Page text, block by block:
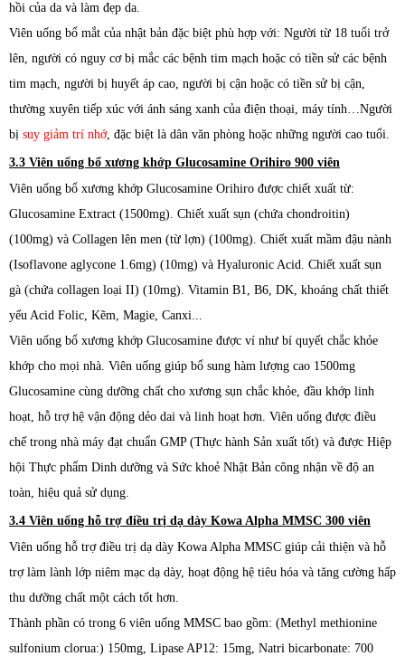
hồi của da và làm đẹp da.
Viên uống bổ mắt của nhật bản đặc biệt phù hợp với: Người từ 18 tuổi trở
lên, người có nguy cơ bị mắc các bệnh tim mạch hoặc có tiền sử các bệnh
tim mạch, người bị huyết áp cao, người bị cận hoặc có tiền sử bị cận,
thường xuyên tiếp xúc với ánh sáng xanh của điện thoại, máy tính…Người
bị suy giảm trí nhớ, đặc biệt là dân văn phòng hoặc những người cao tuổi.
3.3 Viên uống bổ xương khớp Glucosamine Orihiro 900 viên
Viên uống bổ xương khớp Glucosamine Orihiro được chiết xuất từ:
Glucosamine Extract (1500mg). Chiết xuất sụn (chứa chondroitin)
(100mg) và Collagen lên men (từ lợn) (100mg). Chiết xuất mầm đậu nành
(Isoflavone aglycone 1.6mg) (10mg) và Hyaluronic Acid. Chiết xuất sụn
gà (chứa collagen loại II) (10mg). Vitamin B1, B6, DK, khoáng chất thiết
yếu Acid Folic, Kẽm, Magie, Canxi...
Viên uống bổ xương khớp Glucosamine được ví như bí quyết chắc khỏe
khớp cho mọi nhà. Viên uống giúp bổ sung hàm lượng cao 1500mg
Glucosamine cùng dưỡng chất cho xương sụn chắc khỏe, đầu khớp linh
hoạt, hỗ trợ hệ vận động dẻo dai và linh hoạt hơn. Viên uống được điều
chế trong nhà máy đạt chuẩn GMP (Thực hành Sản xuất tốt) và được Hiệp
hội Thực phẩm Dinh dưỡng và Sức khoẻ Nhật Bản công nhận về độ an
toàn, hiệu quả sử dụng.
3.4 Viên uống hỗ trợ điều trị dạ dày Kowa Alpha MMSC 300 viên
Viên uống hỗ trợ điều trị dạ dày Kowa Alpha MMSC giúp cải thiện và hỗ
trợ làm lành lớp niêm mạc dạ dày, hoạt động hệ tiêu hóa và tăng cường hấp
thu dưỡng chất một cách tốt hơn.
Thành phần có trong 6 viên uống MMSC bao gồm: (Methyl methionine
sulfonium clorua:) 150mg, Lipase AP12: 15mg, Natri bicarbonate: 700